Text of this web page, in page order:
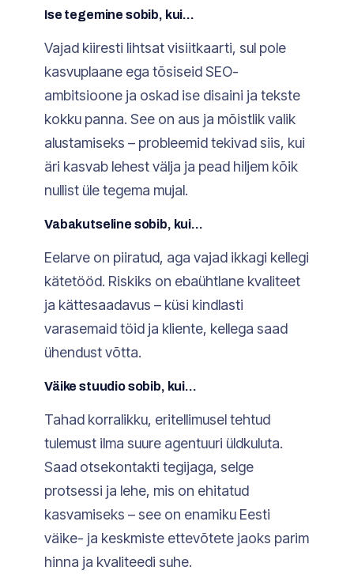
Ise tegemine sobib, kui…
Vajad kiiresti lihtsat visiitkaarti, sul pole
kasvuplaane ega tõsiseid SEO-
ambitsioone ja oskad ise disaini ja tekste
kokku panna. See on aus ja mõistlik valik
alustamiseks – probleemid tekivad siis, kui
äri kasvab lehest välja ja pead hiljem kõik
nullist üle tegema mujal.
Vabakutseline sobib, kui…
Eelarve on piiratud, aga vajad ikkagi kellegi
kätetööd. Riskiks on ebaühtlane kvaliteet
ja kättesaadavus – küsi kindlasti
varasemaid töid ja kliente, kellega saad
ühendust võtta.
Väike stuudio sobib, kui…
Tahad korralikku, eritellimusel tehtud
tulemust ilma suure agentuuri üldkuluta.
Saad otsekontakti tegijaga, selge
protsessi ja lehe, mis on ehitatud
kasvamiseks – see on enamiku Eesti
väike- ja keskmiste ettevõtete jaoks parim
hinna ja kvaliteedi suhe.